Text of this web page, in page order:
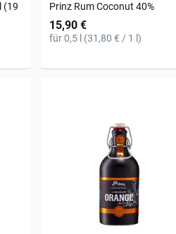
(19
Prinz Rum Coconut 40%
15,90 €
für 0,5 l (31,80 € / 1 l)